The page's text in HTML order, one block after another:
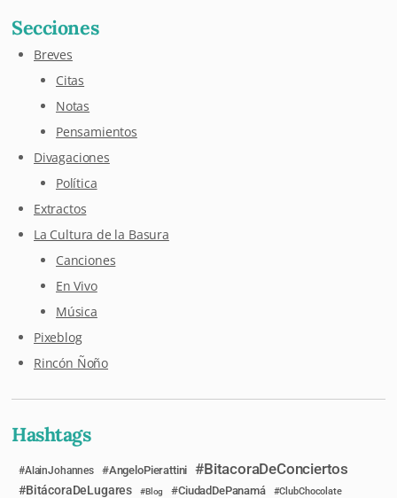
Secciones
Breves
Citas
Notas
Pensamientos
Divagaciones
Política
Extractos
La Cultura de la Basura
Canciones
En Vivo
Música
Pixeblog
Rincón Ñoño
Hashtags
AlainJohannes AngeloPierattini BitacoraDeConciertos
BitácoraDeLugares Blog CiudadDePanamá ClubChocolate